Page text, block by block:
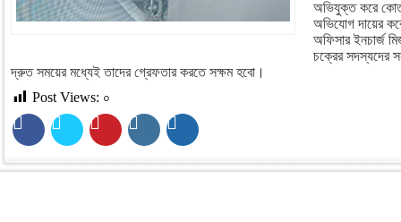
অভিযুক্ত করে
অভিযোগ দায়ের
অফিসার ইনচার্জ
চক্রের সদস্যদের
দ্রুত সময়ের মধ্যেই তাদের গ্রেফতার করতে সক্ষম হবো।
Post Views: ০